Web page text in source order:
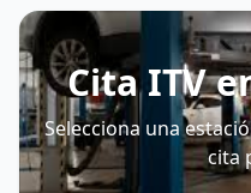
Cita ITV
Selecciona una
cita